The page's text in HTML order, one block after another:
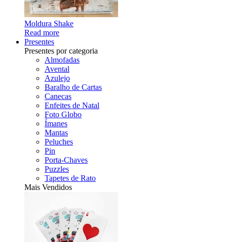
Moldura Shake
Read more
Presentes
Presentes por categoria
Almofadas
Avental
Azulejo
Baralho de Cartas
Canecas
Enfeites de Natal
Foto Globo
Ímanes
Mantas
Peluches
Pin
Porta-Chaves
Puzzles
Tapetes de Rato
Mais Vendidos